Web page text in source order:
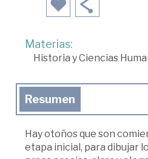
Materias:
Historia y Ciencias
Resumen
Hay otoños que son
etapa inicial, para dibujar